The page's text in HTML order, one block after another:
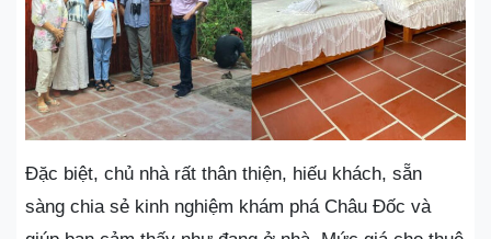
Đặc biệt, chủ nhà rất thân thiện, hiếu khách, sẵn
sàng chia sẻ kinh nghiệm khám phá Châu Đốc và